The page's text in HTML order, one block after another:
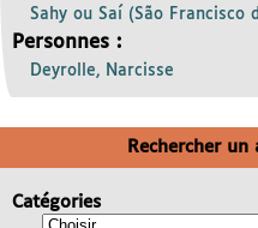
Sahy ou Saí (São Francisco
Personnes :
Deyrolle, Narcisse
Rechercher
Catégories